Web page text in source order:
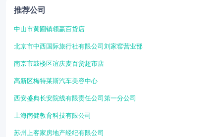
推荐公司
中山市黄圃镇领赢百货店
北京市中西国际旅行社有限公司刘家窑营业部
南京市鼓楼区谊庆麦百货超市店
高新区梅特莱斯汽车美容中心
西安盛典长安院线有限责任公司第一分公司
上海南健教育科技有限公司
苏州上客家房地产经纪有限公司